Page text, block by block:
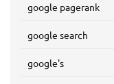
google pagerank
google search
google's